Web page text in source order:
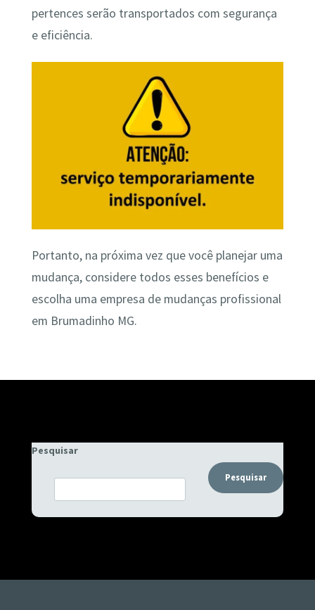
pertences serão transportados com segurança
e eficiência.
Portanto, na próxima vez que você planejar uma
mudança, considere todos esses benefícios e
escolha uma empresa de mudanças profissional
em Brumadinho MG.
Pesquisar
Pesquisar